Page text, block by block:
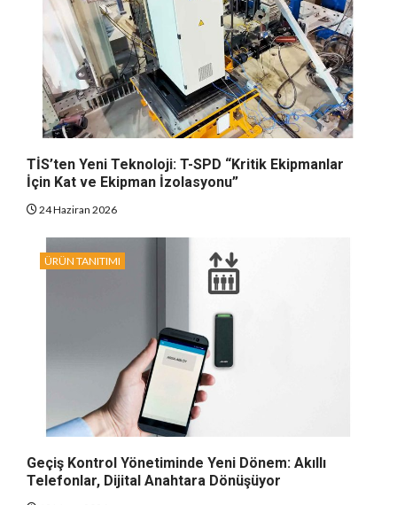
TİS’ten Yeni Teknoloji: T-SPD “Kritik Ekipmanlar
İçin Kat ve Ekipman İzolasyonu”
24 Haziran 2026
ÜRÜN TANITIMI
Geçiş Kontrol Yönetiminde Yeni Dönem: Akıllı
Telefonlar, Dijital Anahtara Dönüşüyor